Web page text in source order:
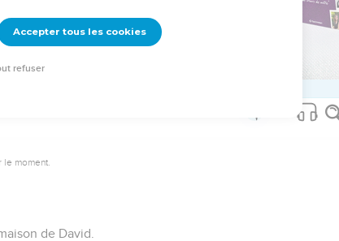
les forêts ; mais quant à son Palais, chacun l'y glorifie.
comme Roi éternellement.
bénira son peuple en paix.
moment.
de David.
Accepter tous les cookies
refuser